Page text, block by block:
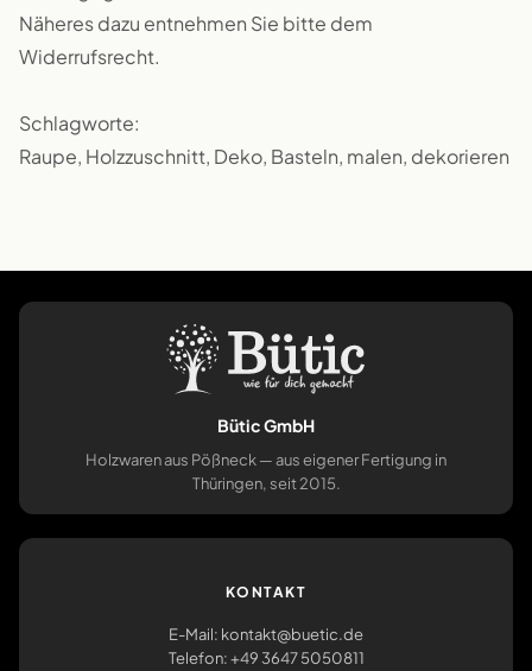
Näheres dazu entnehmen Sie bitte dem
Widerrufsrecht.
Schlagworte:
Raupe, Holzzuschnitt, Deko, Basteln, malen, dekorieren
Bütic GmbH
Holzwaren aus Pößneck — aus eigener Fertigung in
Thüringen, seit 2015.
KONTAKT
E-Mail: kontakt@buetic.de
Telefon: +49 3647 5050811